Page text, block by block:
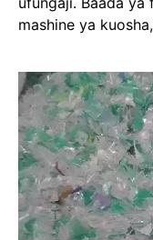
mashine ya